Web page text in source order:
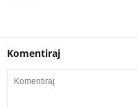
Komentiraj